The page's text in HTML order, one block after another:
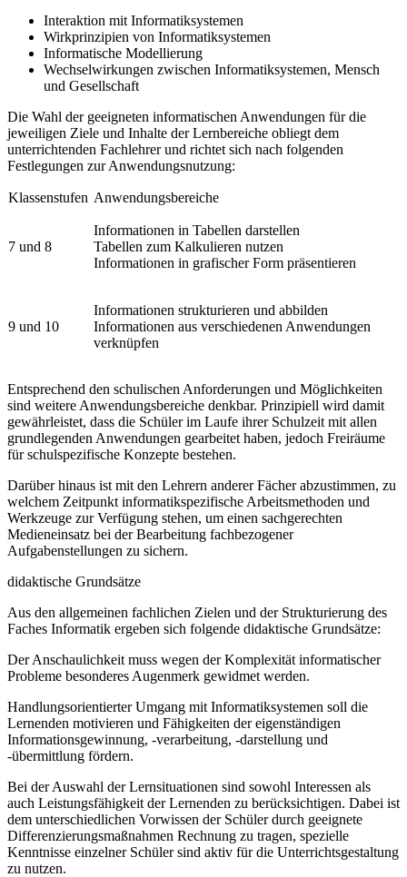
Interaktion mit Informatiksystemen
Wirkprinzipien von Informatiksystemen
Informatische Modellierung
Wechselwirkungen zwischen Informatiksystemen, Mensch
und Gesellschaft
Die Wahl der geeigneten informatischen Anwendungen für die
jeweiligen Ziele und Inhalte der Lernbereiche obliegt dem
unterrichtenden Fachlehrer und richtet sich nach folgenden
Festlegungen zur Anwendungsnutzung:
Klassenstufen Anwendungsbereiche
7 und 8
Informationen in Tabellen darstellen
Tabellen zum Kalkulieren nutzen
Informationen in grafischer Form präsentieren
9 und 10
Informationen strukturieren und abbilden
Informationen aus verschiedenen Anwendungen
verknüpfen
Entsprechend den schulischen Anforderungen und Möglichkeiten
sind weitere Anwendungsbereiche denkbar. Prinzipiell wird damit
gewährleistet, dass die Schüler im Laufe ihrer Schulzeit mit allen
grundlegenden Anwendungen gearbeitet haben, jedoch Freiräume
für schulspezifische Konzepte bestehen.
Darüber hinaus ist mit den Lehrern anderer Fächer abzustimmen, zu
welchem Zeitpunkt informatikspezifische Arbeitsmethoden und
Werkzeuge zur Verfügung stehen, um einen sachgerechten
Medieneinsatz bei der Bearbeitung fachbezogener
Aufgabenstellungen zu sichern.
didaktische Grundsätze
Aus den allgemeinen fachlichen Zielen und der Strukturierung des
Faches Informatik ergeben sich folgende didaktische Grundsätze:
Der Anschaulichkeit muss wegen der Komplexität informatischer
Probleme besonderes Augenmerk gewidmet werden.
Handlungsorientierter Umgang mit Informatiksystemen soll die
Lernenden motivieren und Fähigkeiten der eigenständigen
Informationsgewinnung, -verarbeitung, -darstellung und
-übermittlung fördern.
Bei der Auswahl der Lernsituationen sind sowohl Interessen als
auch Leistungsfähigkeit der Lernenden zu berücksichtigen. Dabei ist
dem unterschiedlichen Vorwissen der Schüler durch geeignete
Differenzierungsmaßnahmen Rechnung zu tragen, spezielle
Kenntnisse einzelner Schüler sind aktiv für die Unterrichtsgestaltung
zu nutzen.